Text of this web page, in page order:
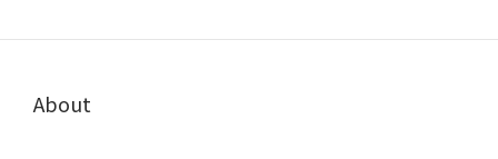
About